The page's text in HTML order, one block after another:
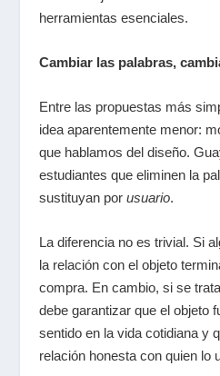
herramientas esenciales.
Cambiar las palabras,
Entre las propuestas más
idea aparentemente menor:
que hablamos del diseño.
estudiantes que eliminen la
sustituyan por usuario.
La diferencia no es trivial. Si
la relación con el objeto
compra. En cambio, si se
debe garantizar que el objeto
sentido en la vida cotidiana y
relación honesta con quien lo